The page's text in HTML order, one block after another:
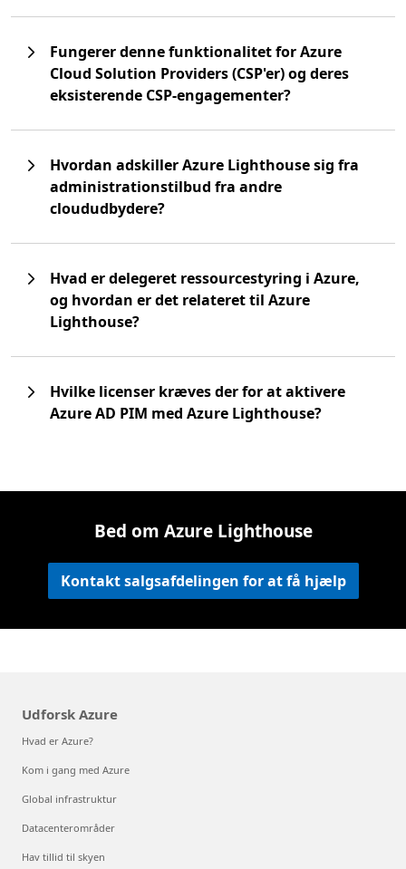
Fungerer denne funktionalitet for Azure
Cloud Solution Providers (CSP'er) og deres
eksisterende CSP-engagementer?
Hvordan adskiller Azure Lighthouse sig fra
administrationstilbud fra andre
cloududbydere?
Hvad er delegeret ressourcestyring i Azure,
og hvordan er det relateret til Azure
Lighthouse?
Hvilke licenser kræves der for at aktivere
Azure AD PIM med Azure Lighthouse?
Bed om Azure Lighthouse
Kontakt salgsafdelingen for at få hjælp
Udforsk Azure
Hvad er Azure?
Kom i gang med Azure
Global infrastruktur
Datacenterområder
Hav tillid til skyen